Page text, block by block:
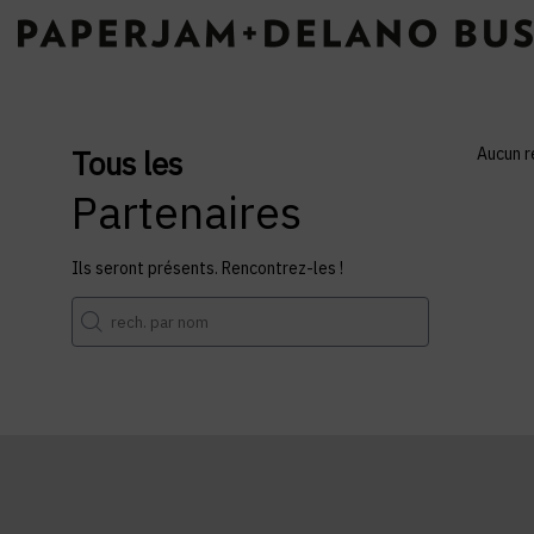
Tous les
Partenaires
Ils seront présents. Rencontrez-les !
Aucun